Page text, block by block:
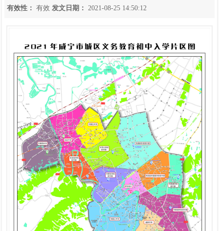
有效性：
有效 发文日期： 2021-08-25 14:50:12